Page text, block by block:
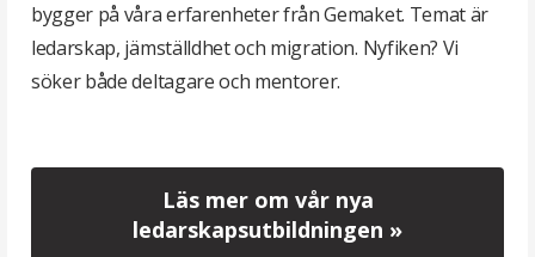
bygger på våra erfarenheter från Gemaket. Temat är
ledarskap, jämställdhet och migration. Nyfiken? Vi
söker både deltagare och mentorer.
Läs mer om vår nya
ledarskapsutbildningen »